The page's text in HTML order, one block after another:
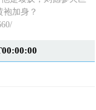
加身？